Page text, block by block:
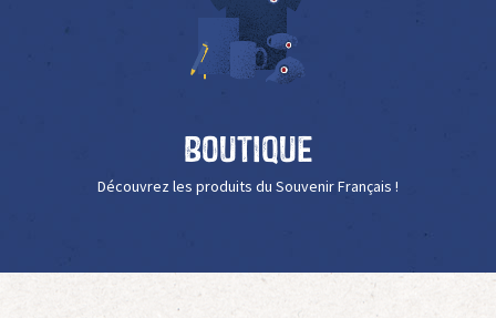
Boutique
Découvrez les produits du Souvenir Français !